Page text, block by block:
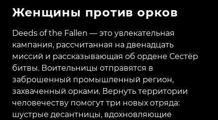
Женщины против орков
Deeds of the Fallen — это увлекательная
кампания, рассчитанная на двенадцать
миссий и рассказывающая об ордене Сестёр
битвы. Воительницы отправятся в
заброшенный промышленный регион,
захваченный орками. Вернуть территории
человечеству помогут три новых отряда:
шустрые десантницы, вдохновляющие